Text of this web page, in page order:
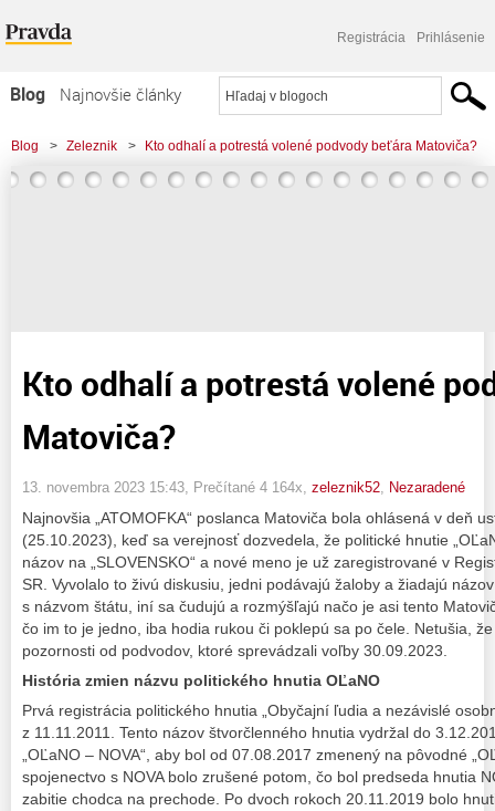
Registrácia Prihlásenie
Blog
Najnovšie články
Najčítanejšie články
Najkomentovanejšie články
Blog > Zeleznik > Kto odhalí a potrestá volené podvody beťára Matoviča?
Kto odhalí a potrestá volené
Matoviča?
13. novembra 2023 15:43 , Prečítané 4 164x, zeleznik52 Nezaradené
Najnovšia „ATOMOFKA“ poslanca Matoviča bola ohlásená v deň
(25.10.2023), keď sa verejnosť dozvedela, že politické hnutie
názov na „SLOVENSKO“ a nové meno je už zaregistrované v
SR. Vyvolalo to živú diskusiu, jedni podávajú žaloby a žiadajú
s názvom štátu, iní sa čudujú a rozmýšľajú načo je asi tento
čo im to je jedno, iba hodia rukou či poklepú sa po čele. Netušia,
pozornosti od podvodov, ktoré sprevádzali voľby 30.09.2023.
História zmien názvu politického hnutia OĽaNO
Prvá registrácia politického hnutia „Obyčajní ľudia a nezávislé
z 11.11.2011. Tento názov štvorčlenného hnutia vydržal do
„OĽaNO – NOVA“, aby bol od 07.08.2017 zmenený na pôvodné
spojenectvo s NOVA bolo zrušené potom, čo bol predseda hnutia
zabitie chodca na prechode. Po dvoch rokoch 20.11.2019 bolo